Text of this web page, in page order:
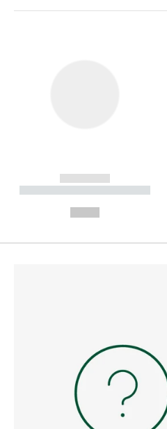
------------
----------- ----------- --------